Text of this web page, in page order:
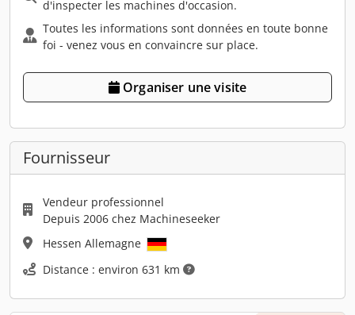
d'inspecter les machines d'occasion.
Toutes les informations sont données en toute bonne
foi - venez vous en convaincre sur place.
Organiser une visite
Fournisseur
Vendeur professionnel
Depuis 2006 chez Machineseeker
Hessen Allemagne
Distance : environ 631 km